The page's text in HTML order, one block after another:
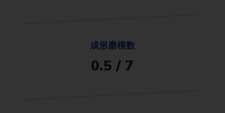
成形磨模数
0.5 / 7